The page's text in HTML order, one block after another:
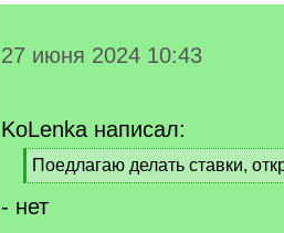
27 июня 2024 10:43
KoLenka написал:
[
q
]
Поедлагаю делать ставки,
[
/
- нет